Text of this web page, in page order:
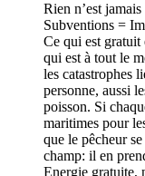
Rien n’est
Subventions =
Ce qui est gratuit
qui est à tout le
les catastrophes
personne, aussi
poisson. Si
maritimes pour
que le pêcheur
champ: il en
Energie gratuite,